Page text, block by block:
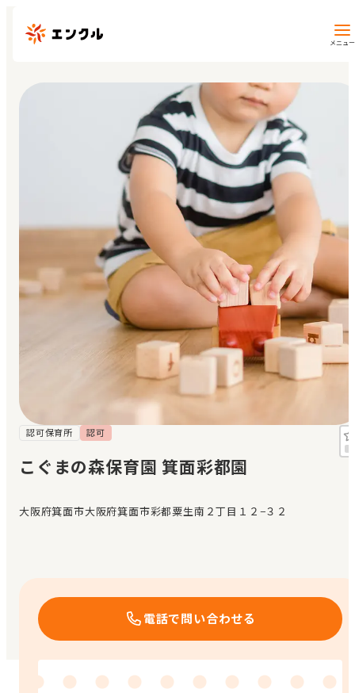
メニュー
地図から探す
地域から探す
マイページ
閲覧履歴
メッセージ
おすすめの園
エンクルの特徴と活用方法
認可保育所 認可
こぐまの森保育園 箕面彩都園
大阪府箕面市大阪府箕面市彩都粟生南２丁目１２−３２
電話で問い合わせる